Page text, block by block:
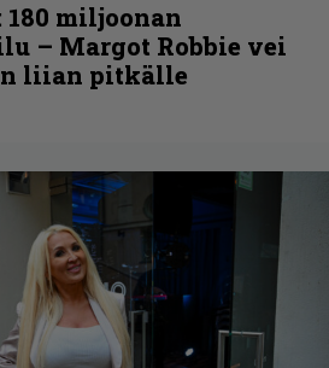
miljoonan
– Margot Robbie vei
liian pitkälle